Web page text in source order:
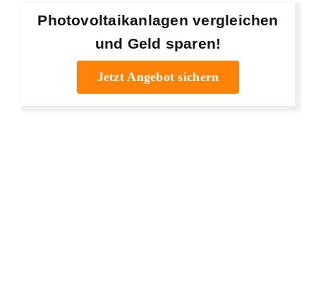
Photovoltaikanlagen vergleichen
und Geld sparen!
Jetzt Angebot sichern